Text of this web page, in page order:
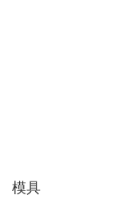
模具